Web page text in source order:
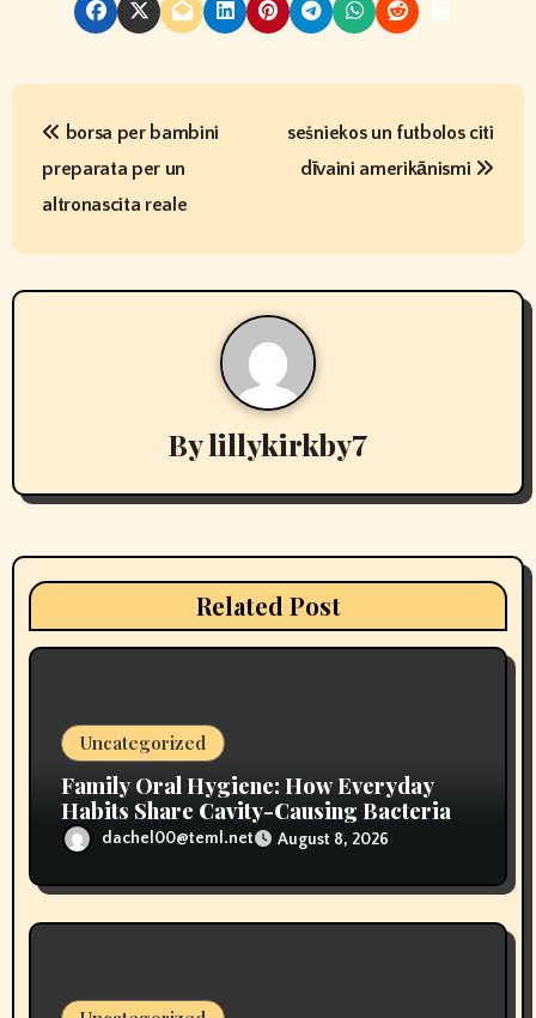
P
t
n
g
a
borsa per bambini
preparata per un
altronascita reale
sešniekos un futbolos citi
dīvaini amerikānismi
Bylillykirkby7
Related Post
Uncategorized
Family Oral Hygiene: How Everyday
Habits Share Cavity-Causing Bacteria
dachel00@teml.net August 8, 2026